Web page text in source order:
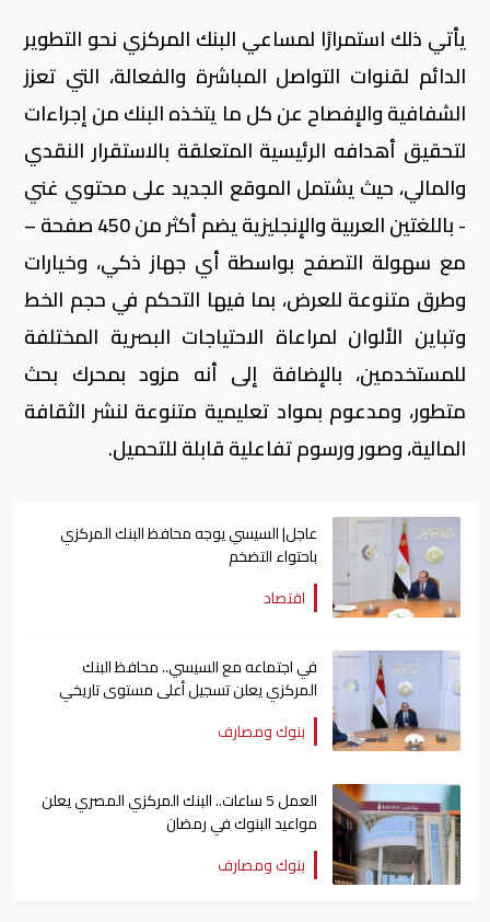
يأتي ذلك استمرارًا لمساعي البنك المركزي نحو التطوير
الدائم لقنوات التواصل المباشرة والفعالة، التي تعزز
الشفافية والإفصاح عن كل ما يتخذه البنك من إجراءات
لتحقيق أهدافه الرئيسية المتعلقة بالاستقرار النقدي
والمالي، حيث يشتمل الموقع الجديد على محتوي غني
- باللغتين العربية والإنجليزية يضم أكثر من 450 صفحة –
مع سهولة التصفح بواسطة أي جهاز ذكي، وخيارات
وطرق متنوعة للعرض، بما فيها التحكم في حجم الخط
وتباين الألوان لمراعاة الاحتياجات البصرية المختلفة
للمستخدمين، بالإضافة إلى أنه مزود بمحرك بحث
متطور، ومدعوم بمواد تعليمية متنوعة لنشر الثقافة
المالية، وصور ورسوم تفاعلية قابلة للتحميل.
عاجل| السيسي يوجه محافظ البنك المركزي
باحتواء التضخم
اقتصاد
في اجتماعه مع السيسي.. محافظ البنك
المركزي يعلن تسجيل أعلى مستوى تاريخي
للاحتياطي الدولي
بنوك ومصارف
العمل 5 ساعات.. البنك المركزي المصري يعلن
مواعيد البنوك في رمضان
بنوك ومصارف